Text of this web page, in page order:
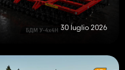
30 luglio 2026